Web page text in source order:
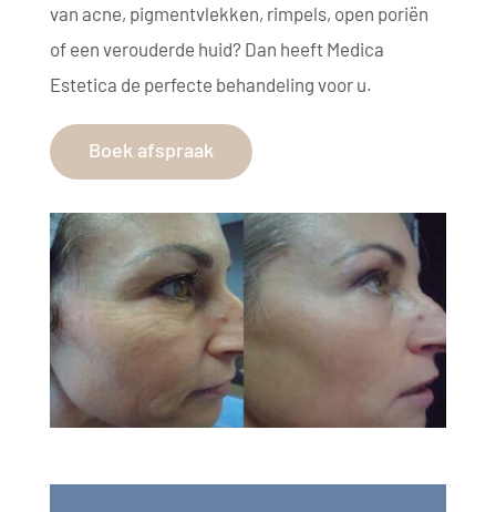
van acne, pigmentvlekken, rimpels, open poriën
of een verouderde huid? Dan heeft Medica
Estetica de perfecte behandeling voor u.
Boek afspraak